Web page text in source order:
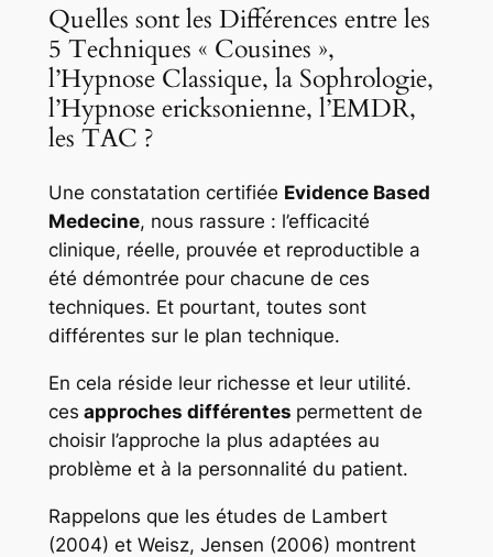
Quelles sont les Différences entre les
5 Techniques « Cousines »,
l’Hypnose Classique, la Sophrologie,
l’Hypnose ericksonienne, l’EMDR,
les TAC ?
Une constatation certifiée Evidence Based
Medecine, nous rassure : l’efficacité
clinique, réelle, prouvée et reproductible a
été démontrée pour chacune de ces
techniques. Et pourtant, toutes sont
différentes sur le plan technique.
En cela réside leur richesse et leur utilité.
ces approches différentes permettent de
choisir l’approche la plus adaptées au
problème et à la personnalité du patient.
Rappelons que les études de Lambert
(2004) et Weisz, Jensen (2006) montrent